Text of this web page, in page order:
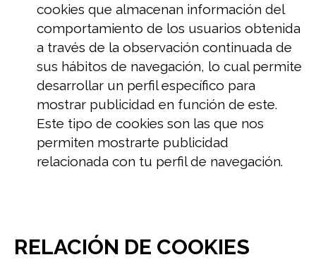
cookies que almacenan información del
comportamiento de los usuarios obtenida
a través de la observación continuada de
sus hábitos de navegación, lo cual permite
desarrollar un perfil específico para
mostrar publicidad en función de este.
Este tipo de cookies son las que nos
permiten mostrarte publicidad
relacionada con tu perfil de navegación.
RELACIÓN DE COOKIES